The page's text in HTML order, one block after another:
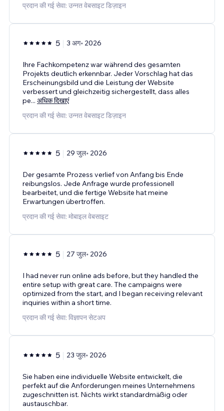
प्रदान की गई सेवा: उन्नत वेबसाइट डिज़ाइन
5 3 अग॰ 2026
Ihre Fachkompetenz war während des gesamten
Projekts deutlich erkennbar. Jeder Vorschlag hat das
Erscheinungsbild und die Leistung der Website
verbessert und gleichzeitig sichergestellt, dass alles
pe... अधिक दिखाएं
प्रदान की गई सेवा: उन्नत वेबसाइट डिज़ाइन
5 29 जुल॰ 2026
Der gesamte Prozess verlief von Anfang bis Ende
reibungslos. Jede Anfrage wurde professionell
bearbeitet, und die fertige Website hat meine
Erwartungen übertroffen.
प्रदान की गई सेवा: मोबाइल वेबसाइट
5 27 जुल॰ 2026
I had never run online ads before, but they handled the
entire setup with great care. The campaigns were
optimized from the start, and I began receiving relevant
inquiries within a short time.
प्रदान की गई सेवा: विज्ञापन सेटअप
5 23 जुल॰ 2026
Sie haben eine individuelle Website entwickelt, die
perfekt auf die Anforderungen meines Unternehmens
zugeschnitten ist. Nichts wirkt standardmäßig oder
austauschbar.